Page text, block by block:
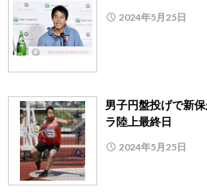
2024年5月25日
男子円盤投げで新
ラ陸上最終日
2024年5月25日